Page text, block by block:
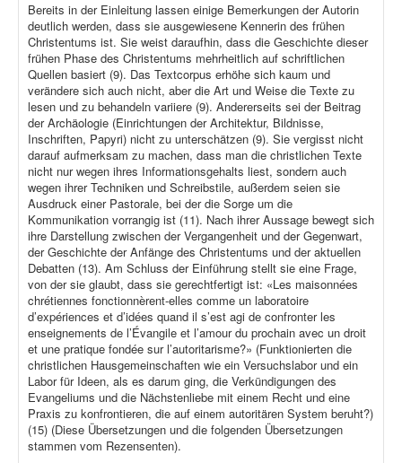
Bereits in der Einleitung lassen einige Bemerkungen der Autorin
deutlich werden, dass sie ausgewiesene Kennerin des frühen
Christentums ist. Sie weist daraufhin, dass die Geschichte dieser
frühen Phase des Christentums mehrheitlich auf schriftlichen
Quellen basiert (9). Das Textcorpus erhöhe sich kaum und
verändere sich auch nicht, aber die Art und Weise die Texte zu
lesen und zu behandeln variiere (9). Andererseits sei der Beitrag
der Archäologie (Einrichtungen der Architektur, Bildnisse,
Inschriften, Papyri) nicht zu unterschätzen (9). Sie vergisst nicht
darauf aufmerksam zu machen, dass man die christlichen Texte
nicht nur wegen ihres Informationsgehalts liest, sondern auch
wegen ihrer Techniken und Schreibstile, außerdem seien sie
Ausdruck einer Pastorale, bei der die Sorge um die
Kommunikation vorrangig ist (11). Nach ihrer Aussage bewegt sich
ihre Darstellung zwischen der Vergangenheit und der Gegenwart,
der Geschichte der Anfänge des Christentums und der aktuellen
Debatten (13). Am Schluss der Einführung stellt sie eine Frage,
von der sie glaubt, dass sie gerechtfertigt ist: «Les maisonnées
chrétiennes fonctionnèrent-elles comme un laboratoire
d’expériences et d’idées quand il s’est agi de confronter les
enseignements de l’Évangile et l’amour du prochain avec un droit
et une pratique fondée sur l’autoritarisme?» (Funktionierten die
christlichen Hausgemeinschaften wie ein Versuchslabor und ein
Labor für Ideen, als es darum ging, die Verkündigungen des
Evangeliums und die Nächstenliebe mit einem Recht und eine
Praxis zu konfrontieren, die auf einem autoritären System beruht?)
(15) (Diese Übersetzungen und die folgenden Übersetzungen
stammen vom Rezensenten).